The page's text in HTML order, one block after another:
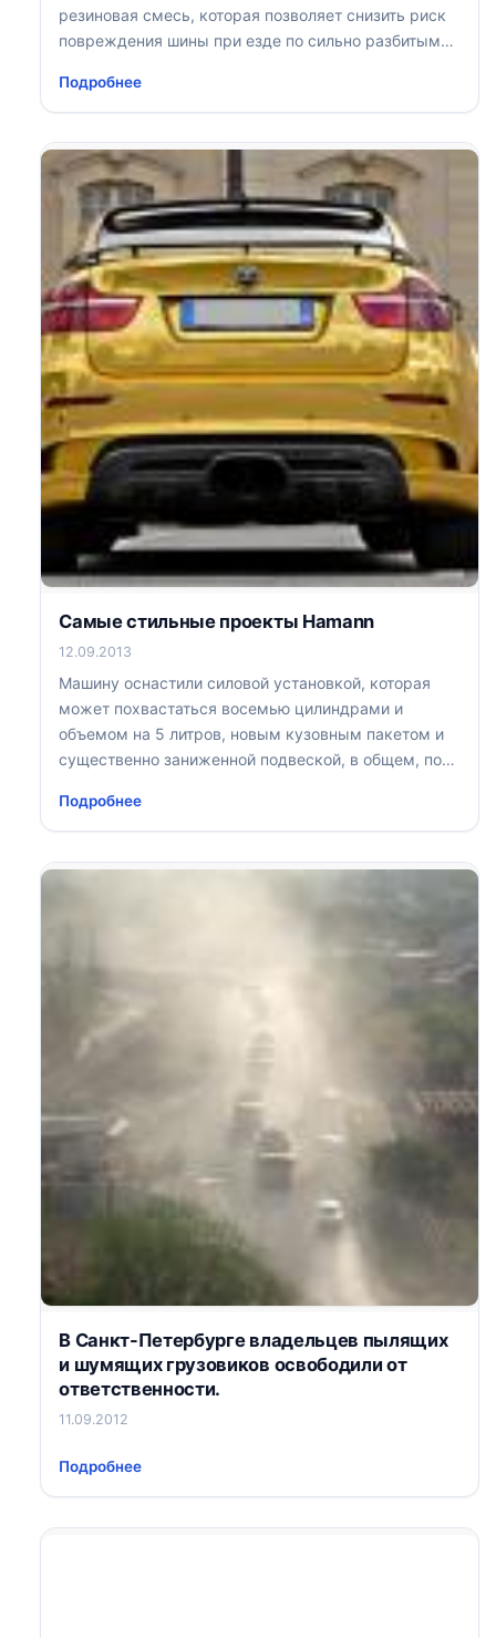
резиновая смесь, которая позволяет снизить риск
повреждения шины при езде по сильно разбитым
Подробнее
Самые стильные проекты Hamann
12.09.2013
Машину оснастили силовой установкой, которая
может похвастаться восемью цилиндрами и
объемом на 5 литров, новым кузовным пакетом и
существенно заниженной подвеской, в общем, по
спокойно
Подробнее
В Санкт-Петербурге владельцев пылящих
и шумящих грузовиков освободили от
ответственности.
11.09.2012
Подробнее